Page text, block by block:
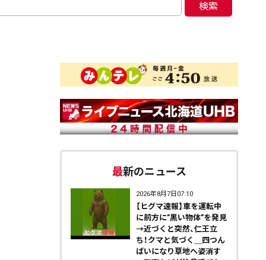
検索
最新のニュース
2026年8月7日07:10
【ヒグマ速報】車を運転中
に前方に”黒い物体”を発見
→近づくと突然、仁王立
ち！クマと気づく＿四つん
ばいになり草地へ姿消す